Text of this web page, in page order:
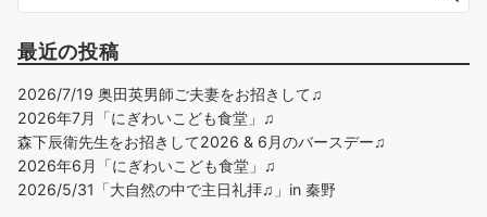
最近の投稿
2026/7/19 奥田英男師ご夫妻をお招きして♫
2026年7月「にぎわいこども食堂」♫
森下辰衛先生をお招きして2026 & 6月のバースデー♫
2026年6月「にぎわいこども食堂」♫
2026/5/31「大自然の中で主日礼拝♫」in 秦野